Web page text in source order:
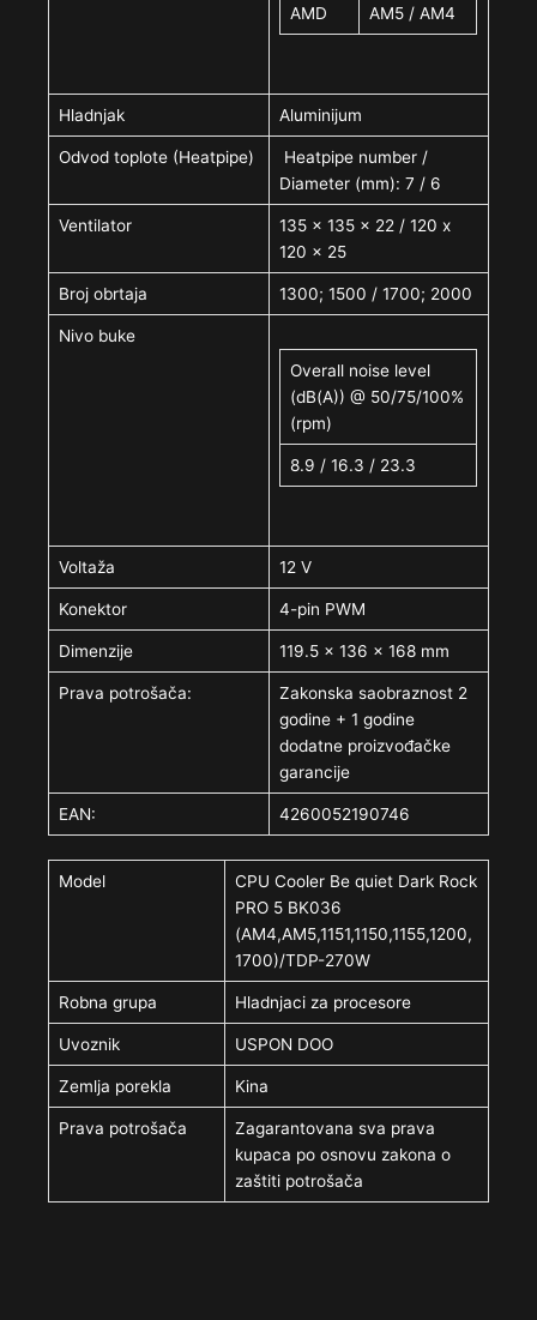
AMD AM5 / AM4
Hladnjak Aluminijum
Odvod toplote (Heatpipe)
Heatpipe number /
Diameter (mm): 7 / 6
Ventilator
135 x 135 x 22 / 120 x
120 x 25
Broj obrtaja 1300; 1500 / 1700; 2000
Nivo buke
Overall noise level
(dB(A)) @ 50/75/100%
(rpm)
8.9 / 16.3 / 23.3
Voltaža 12 V
Konektor 4-pin PWM
Dimenzije 119.5 x 136 x 168 mm
Prava potrošača:
Zakonska saobraznost 2
godine + 1 godine
dodatne proizvođačke
garancije
EAN: 4260052190746
Model
CPU Cooler Be quiet Dark Rock
PRO 5 BK036
(AM4,AM5,1151,1150,1155,1200,
1700)/TDP-270W
Robna grupa Hladnjaci za procesore
Uvoznik USPON DOO
Zemlja porekla Kina
Prava potrošača
Zagarantovana sva prava
kupaca po osnovu zakona o
zaštiti potrošača